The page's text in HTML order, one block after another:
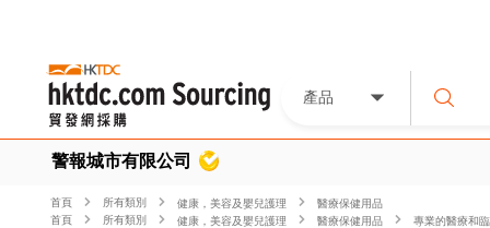
產品
警報城市有限公司
首頁 所有類別 健康，美容及嬰兒護理
醫療保健用品
首頁
所有類別 健康，美容及嬰兒護理 醫療保健用品 專業的醫療和